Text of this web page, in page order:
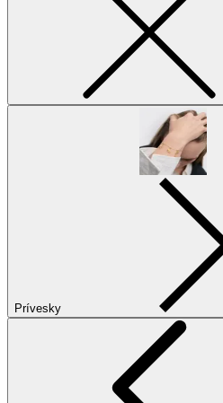
Prívesky